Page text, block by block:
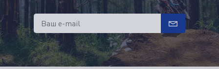
Ваш e-mail